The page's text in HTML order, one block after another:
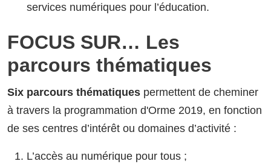
services numériques pour l’éducation.
FOCUS SUR… Les
parcours thématiques
Six parcours thématiques permettent de cheminer
à travers la programmation d'Orme 2019, en fonction
de ses centres d’intérêt ou domaines d’activité :
L’accès au numérique pour tous ;